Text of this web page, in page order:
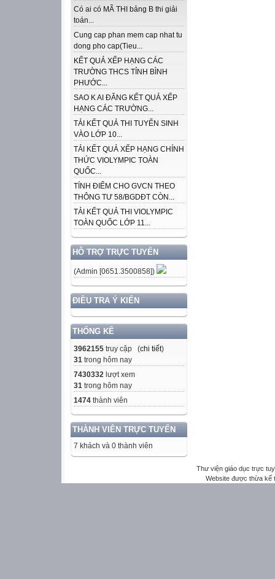
Có ai có MÃ THI bảng B thi giải
toán...
Cung cap phan mem cap nhat tu
dong pho cap(Tieu...
KẾT QUẢ XẾP HẠNG CÁC
TRƯỜNG THCS TỈNH BÌNH
PHƯỚC...
SAO K AI ĐĂNG KẾT QUẢ XẾP
HẠNG CÁC TRƯỜNG...
TẢI KẾT QUẢ THI TUYỂN SINH
VÀO LỚP 10...
TẢI KẾT QUẢ XẾP HẠNG CHÍNH
THỨC VIOLYMPIC TOÀN
QUỐC...
TÍNH ĐIỂM CHO GVCN THEO
THÔNG TƯ 58/BGDĐT CÒN...
TẢI KẾT QUẢ THI VIOLYMPIC
TOÀN QUỐC LỚP 11...
HỖ TRỢ TRỰC TUYẾN
(Admin [0651.3500858])
ĐIỀU TRA Ý KIẾN
THỐNG KÊ
3962155 truy cập (chi tiết)
31 trong hôm nay
7430332 lượt xem
31 trong hôm nay
1474 thành viên
THÀNH VIÊN TRỰC TUYẾN
7 khách và 0 thành viên
Thư viện giáo dục trực
Website được thừa kế